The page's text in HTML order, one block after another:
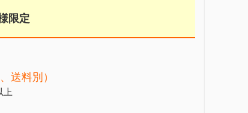
限定
送料別）
上